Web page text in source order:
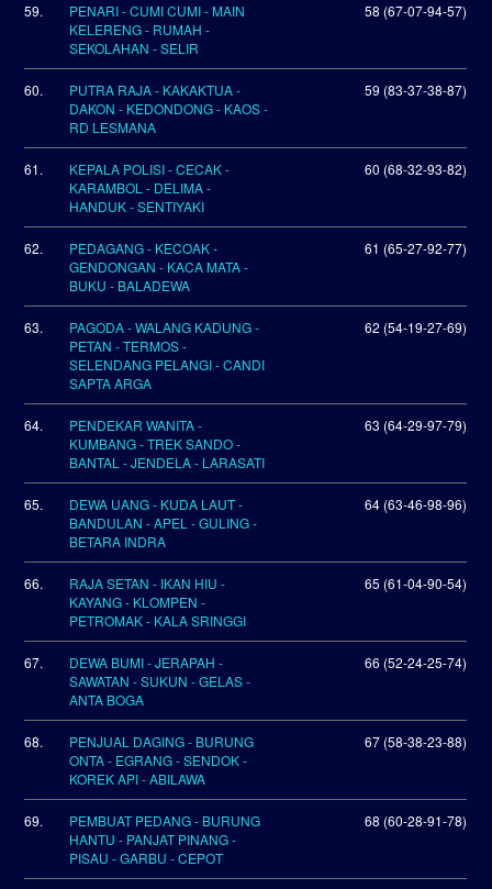
59.
PENARI - CUMI CUMI - MAIN
KELERENG - RUMAH -
SEKOLAHAN - SELIR
58 (67-07-94-57)
60.
PUTRA RAJA - KAKAKTUA -
DAKON - KEDONDONG - KAOS -
RD LESMANA
59 (83-37-38-87)
61.
KEPALA POLISI - CECAK -
KARAMBOL - DELIMA -
HANDUK - SENTIYAKI
60 (68-32-93-82)
62.
PEDAGANG - KECOAK -
GENDONGAN - KACA MATA -
BUKU - BALADEWA
61 (65-27-92-77)
63.
PAGODA - WALANG KADUNG -
PETAN - TERMOS -
SELENDANG PELANGI - CANDI
SAPTA ARGA
62 (54-19-27-69)
64.
PENDEKAR WANITA -
KUMBANG - TREK SANDO -
BANTAL - JENDELA - LARASATI
63 (64-29-97-79)
65.
DEWA UANG - KUDA LAUT -
BANDULAN - APEL - GULING -
BETARA INDRA
64 (63-46-98-96)
66.
RAJA SETAN - IKAN HIU -
KAYANG - KLOMPEN -
PETROMAK - KALA SRINGGI
65 (61-04-90-54)
67.
DEWA BUMI - JERAPAH -
SAWATAN - SUKUN - GELAS -
ANTA BOGA
66 (52-24-25-74)
68.
PENJUAL DAGING - BURUNG
ONTA - EGRANG - SENDOK -
KOREK API - ABILAWA
67 (58-38-23-88)
69.
PEMBUAT PEDANG - BURUNG
HANTU - PANJAT PINANG -
PISAU - GARBU - CEPOT
68 (60-28-91-78)